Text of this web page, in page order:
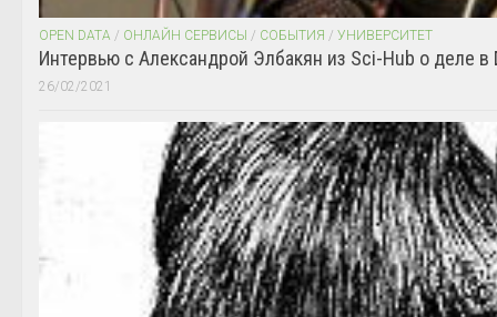
OPEN DATA / ОНЛАЙН СЕРВИСЫ / СОБЫТИЯ / УНИВЕРСИТЕТ
Интервью с Александрой Элбакян из Sci-Hub о деле в
26/02/2021